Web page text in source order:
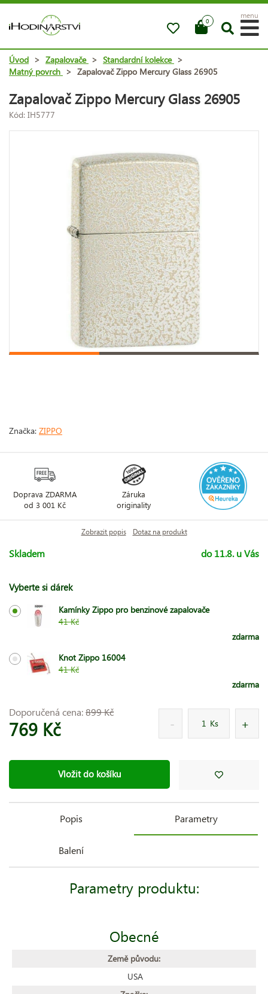
0
menu
Úvod > Zapalovače > Standardní kolekce >
Matný povrch > Zapalovač Zippo Mercury Glass 26905
Zapalovač Zippo Mercury Glass 26905
Kód: IH5777
Značka: ZIPPO
Doprava ZDARMA
od 3 001 Kč
Záruka
originality
Zobrazit popis Dotaz na produkt
Skladem do 11.8. u Vás
Vyberte si dárek
Kamínky Zippo pro benzinové zapalovače
41 Kč
zdarma
Knot Zippo 16004
41 Kč
zdarma
Doporučená cena:899 Kč
769 Kč Ks
Vložit do košíku
Popis Parametry
Balení
Parametry produktu:
Obecné
Země původu:
USA